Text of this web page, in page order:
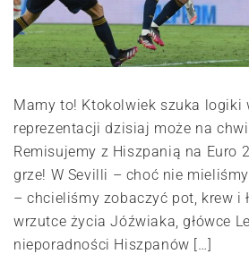
Mamy to! Ktokolwiek szuka logiki
reprezentacji dzisiaj może na
Remisujemy z Hiszpanią na Euro
grze! W Sevilli – choć nie
– chcieliśmy zobaczyć pot, krew i
wrzutce życia Jóźwiaka, główce
nieporadności Hiszpanów […]